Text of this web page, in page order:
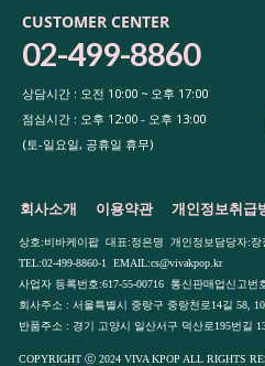
CUSTOMER CENTER
02-499-8860
상담시간 : 오전 10:00 ~ 오후 17:00
점심시간 : 오후 12:00 - 오후 13:00
(토-일요일, 공휴일 휴무)
회사소개 이용약관 개인정보취급
상호:비바케이팝 대표:정은명 개인정보담당자:장
TEL:02-499-8860-1 EMAIL:cs@vivakpop.kr
사업자 등록번호:617-55-00716 통신판매업신고번
회사주소 : 서울특별시 중랑구 중랑천로14길 58,
반품주소 : 경기 고양시 일산서구 덕산로195번길
COPYRIGHT ⓒ 2024 VIVA KPOP ALL RIGHTS